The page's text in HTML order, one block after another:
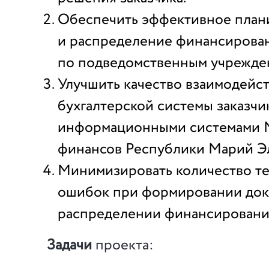
Обеспечить эффективное
и распределение
по подведомственным
Улучшить качество
бухгалтерской системы
информационными системами
финансов Республики Марий
Минимизировать количество
ошибок при формировании
распределении
Задачи проекта: